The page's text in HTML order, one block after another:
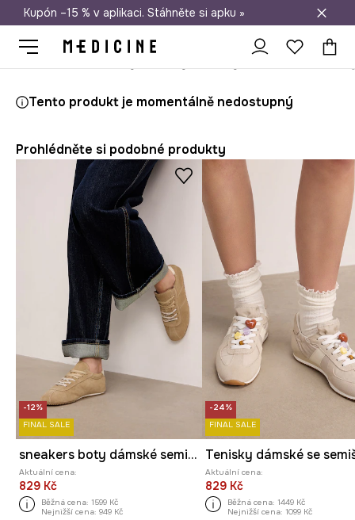
Doprava zdarma při nákupu nad 1 200 Kč
Kupón –15 % v aplikaci. Stáhněte si apku »
Tento produkt je momentálně nedostupný
Prohlédněte si podobné produkty
-12%
FINAL SALE
sneakers boty dámské semišové
Aktuální cena:
829 Kč
Běžná cena: 1599 Kč
Nejnižší cena: 949 Kč
-24%
FINAL SALE
Aktuální cena:
829 Kč
Běžná cena: 1449 Kč
Nejnižší cena: 1099 Kč